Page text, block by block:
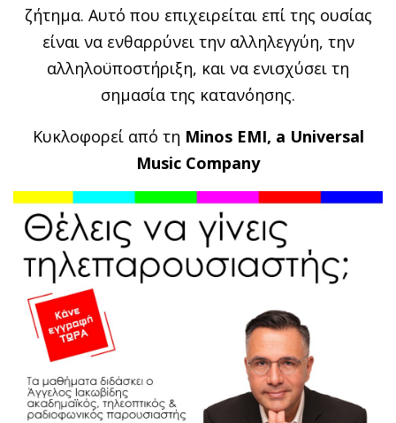
ζήτημα. Αυτό που επιχειρείται επί της ουσίας
είναι να ενθαρρύνει την αλληλεγγύη, την
αλληλοϋποστήριξη, και να ενισχύσει τη
σημασία της κατανόησης.
Κυκλοφορεί από τη Minos EMI, a Universal
Music Company